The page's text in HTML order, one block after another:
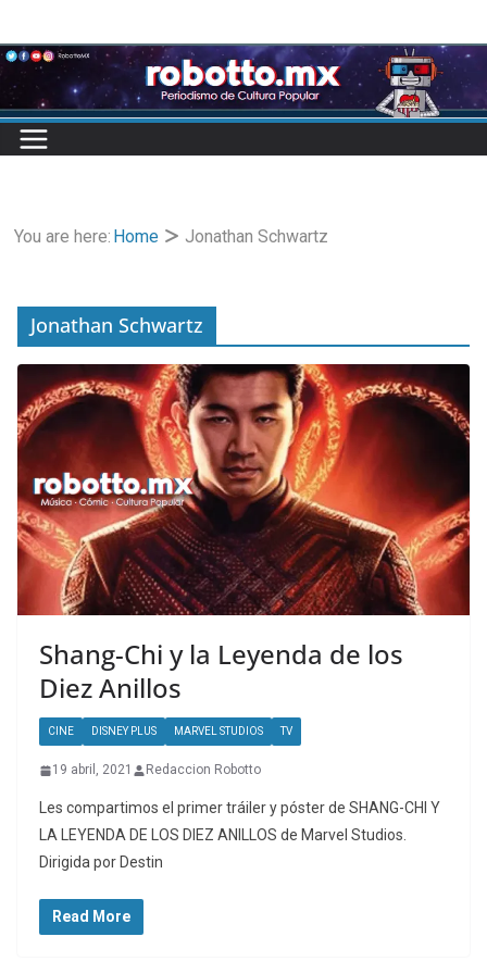
to
content
You are here: Home Jonathan Schwartz
Jonathan Schwartz
Shang-Chi y la Leyenda de los
Diez Anillos
CINE DISNEY PLUS MARVEL STUDIOS TV
19 abril, 2021 Redaccion Robotto
Les compartimos el primer tráiler y póster de SHANG-CHI Y
LA LEYENDA DE LOS DIEZ ANILLOS de Marvel Studios.
Dirigida por Destin
Read More